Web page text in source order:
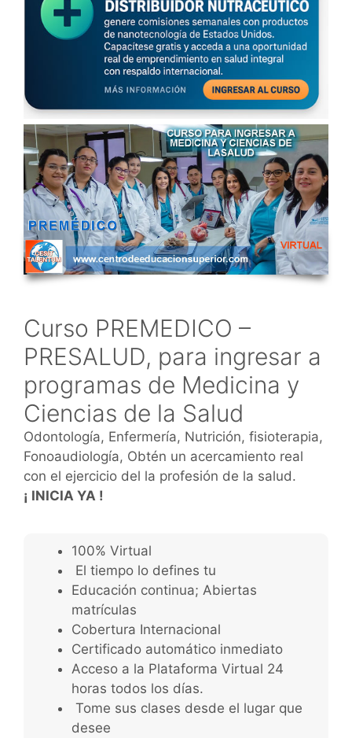
Curso PREMEDICO –
PRESALUD, para ingresar a
programas de Medicina y
Ciencias de la Salud
Odontología, Enfermería, Nutrición, fisioterapia,
Fonoaudiología, Obtén un acercamiento real
con el ejercicio del la profesión de la salud.
¡ INICIA YA !
100% Virtual
El tiempo lo defines tu
Educación continua; Abiertas
matrículas
Cobertura Internacional
Certificado automático inmediato
Acceso a la Plataforma Virtual 24
horas todos los días.
Tome sus clases desde el lugar que
desee